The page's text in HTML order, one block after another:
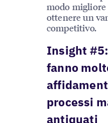
modo
ottenere un
competitivo.
Insight
fanno
processi
antiquati